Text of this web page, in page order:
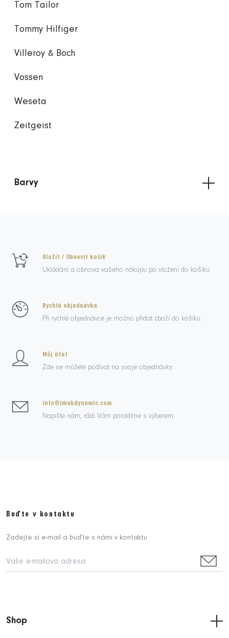
Tom Tailor
Tommy Hilfiger
Villeroy & Boch
Vossen
Weseta
Zeitgeist
Barvy
Uložit / Obnovit košík
Ukládání a obnova vašeho nákupu po vložení do košíku.
Rychlá objednávka
Při rychlé objednávce je možno přidat zboží do košíku.
Můj účet
Zde se můžete podívat na svoje objednávky.
info@imakdynamic.com
Napište nám, rádi Vám poradíme s výberem.
Buďte v kontaktu
Zadejte si e-mail a buďte s námi v kontaktu
Shop